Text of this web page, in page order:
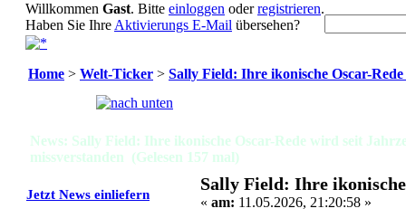
Willkommen Gast. Bitte einloggen oderregistrieren.
Haben Sie Ihre Aktivierungs E-Mail übersehen?
Home > Welt-Ticker > Sally Field: Ihre ikonische Oscar-
News: Sally Field: Ihre ikonische Oscar-Rede wird seit
missverstanden (Gelesen 157 mal)
Jetzt News einliefern
Sally Field: Ihre
« am: 11.05.2026, 21:20:58 »